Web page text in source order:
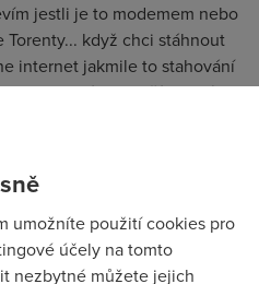
jestli je to modemem nebo
když chci stáhnout
internet jakmile to stahování
obnoví...:-( Další problém
STEAM tak mě taky vypadne
Jestli se to nějak dá
mě to štve. Jo a stejný
když zapnu HAMACHI
ničeho nic vypadává na třeba
umožníte použití cookies pro
účely na tomto
nezbytné můžete jejich